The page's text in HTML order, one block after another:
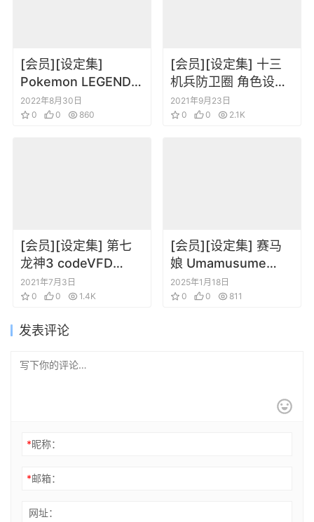
[会员][设定集]
Pokemon LEGENDS
アルセウス 公式ガイ
ドブック
2022年8月30日
0
0 860
[会员][设定集] 十三
机兵防卫圈 角色设定
集
2021年9月23日
0
0 2.1K
[会员][设定集] 第七
龙神3 codeVFD
VISUAL
COLLECTION
2021年7月3日
0
0 1.4K
[会员][设定集] 赛马
娘 Umamusume
Pretty Derby
Artworks Vol.03
2025年1月18日
0
0 811
发表评论
*昵称：
*邮箱：
网址：